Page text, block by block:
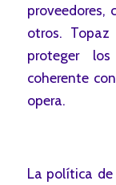
proveedores,
otros.
proteger
coherente
opera.
La política